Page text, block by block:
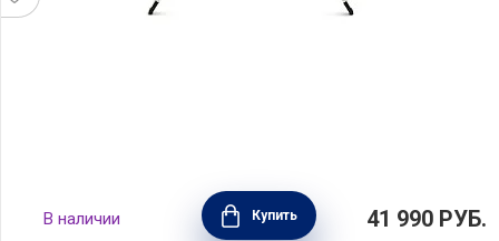
Напольная сушилка 20м, слоноввая кость,
Brabantia, 476068
В наличии Купить 41 990 РУБ.